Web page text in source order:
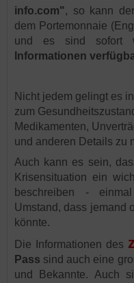
info.com", so kann
dem Portemonnaie
und es sind sofort
Informationen
Nicht jedem gelingt es
zum
Medikamenten,
und anderen Details zu
Auch kann es sein,
Krisensituation ein
beschreiben -
Umstand, dass jemand
könnte.
Die I nformationen des
Pass sind auch eine
und Bekannte. Auch